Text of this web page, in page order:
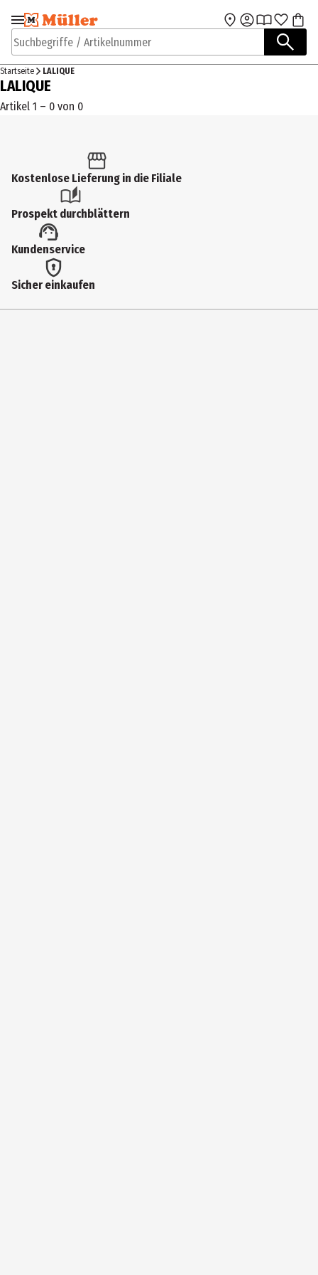
Zur Navigation
springen
Zum Hauptinhalt
Suchbegriffe / Artikelnummer
Startseite LALIQUE
LALIQUE
Artikel 1 – 0 von 0
Kostenlose Lieferung in die Filiale
Prospekt durchblättern
Kundenservice
Sicher einkaufen